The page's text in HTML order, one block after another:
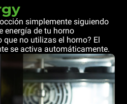
simplemente siguiendo
energía de tu horno
que no utilizas el horno? El
se activa automáticamente.